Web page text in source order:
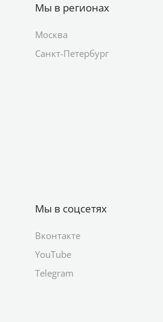
Мы в регионах
Москва
Санкт-Петербург
Мы в соцсетях
Вконтакте
YouTube
Telegram